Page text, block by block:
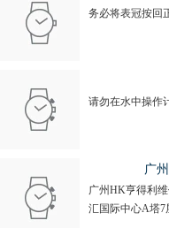
务必将表冠按回
请勿在水中操作
广
广州HK亨得利
汇国际中心A塔7